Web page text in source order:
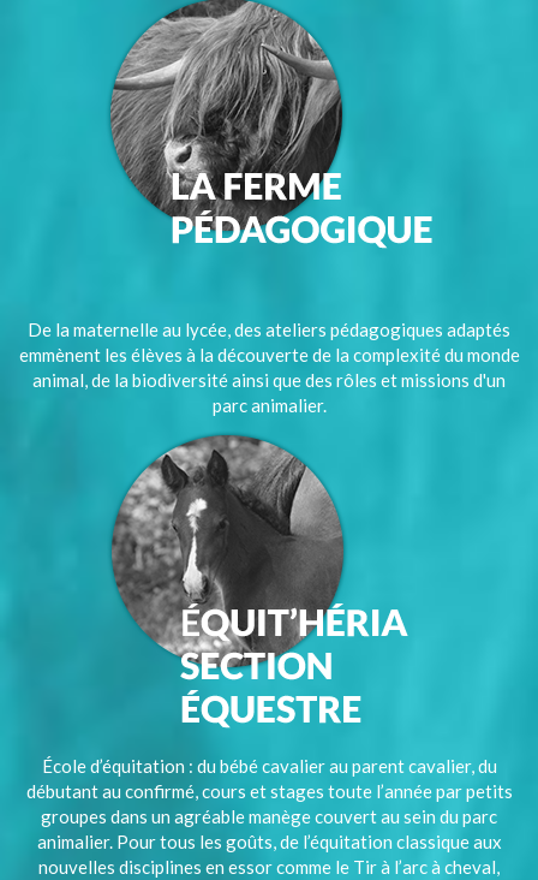
De la maternelle au lycée, des ateliers pédagogiques adaptés
emmènent les élèves à la découverte de la complexité du monde
animal, de la biodiversité ainsi que des rôles et missions d'un
parc animalier.
École d’équitation : du bébé cavalier au parent cavalier, du
débutant au confirmé, cours et stages toute l’année par petits
groupes dans un agréable manège couvert au sein du parc
animalier. Pour tous les goûts, de l’équitation classique aux
nouvelles disciplines en essor comme le Tir à l’arc à cheval,